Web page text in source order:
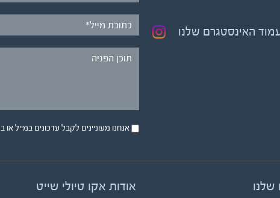
האינסטגרם שלנו
אנחנו מעוניינים לקבל עדכונים במייל או בsms על טיולים.
שלנו אודות אקו טיולי שייט